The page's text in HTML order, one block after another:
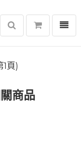
選單
頁)
商品